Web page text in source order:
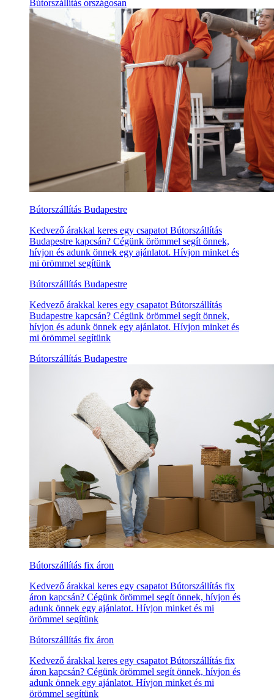
Bútorszállítás országosan
Bútorszállítás Budapestre
Kedvező árakkal keres egy csapatot Bútorszállítás
Budapestre kapcsán? Cégünk örömmel segít önnek,
hívjon és adunk önnek egy ajánlatot. Hívjon minket és
mi örömmel segítünk
Bútorszállítás Budapestre
Kedvező árakkal keres egy csapatot Bútorszállítás
Budapestre kapcsán? Cégünk örömmel segít önnek,
hívjon és adunk önnek egy ajánlatot. Hívjon minket és
mi örömmel segítünk
Bútorszállítás Budapestre
Bútorszállítás fix áron
Kedvező árakkal keres egy csapatot Bútorszállítás fix
áron kapcsán? Cégünk örömmel segít önnek, hívjon és
adunk önnek egy ajánlatot. Hívjon minket és mi
örömmel segítünk
Bútorszállítás fix áron
Kedvező árakkal keres egy csapatot Bútorszállítás fix
áron kapcsán? Cégünk örömmel segít önnek, hívjon és
adunk önnek egy ajánlatot. Hívjon minket és mi
örömmel segítünk